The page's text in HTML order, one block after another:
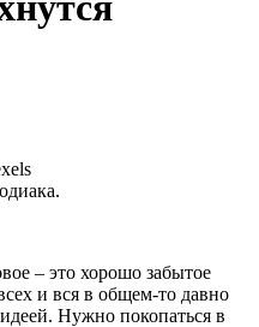
– это хорошо забытое
и вся в общем-то давно
Нужно покопаться в